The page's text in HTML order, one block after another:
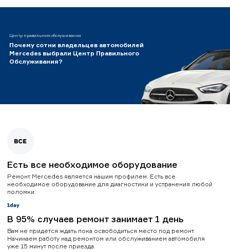
Центр правильного обслуживания
Почему сотни владельцев автомобилей
Mercedes выбрали Центр Правильного
Обслуживания?
Есть все необходимое оборудование
Ремонт Mercedes является нашим профилем. Есть все
необходимое оборудование для диагностики и устранения любой
поломки.
В 95% случаев ремонт занимает 1 день
Вам не придется ждать пока освободиться место под ремонт.
Начинаем работу над ремонтом или обслуживанием автомобиля
уже 15 минут после приезда.